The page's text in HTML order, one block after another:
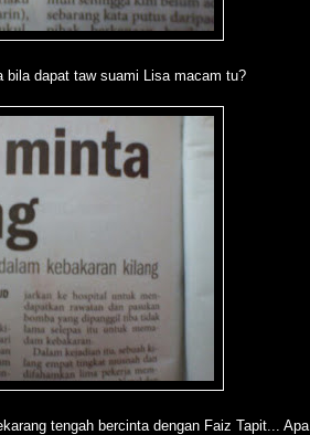
bila dapat taw suami Lisa macam tu?
tengah bercinta dengan Faiz Tapit... Apa